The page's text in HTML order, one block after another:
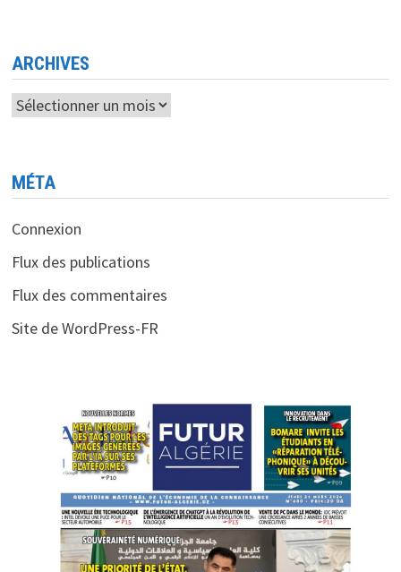
ARCHIVES
Archives
MÉTA
Connexion
Flux des publications
Flux des commentaires
Site de WordPress-FR